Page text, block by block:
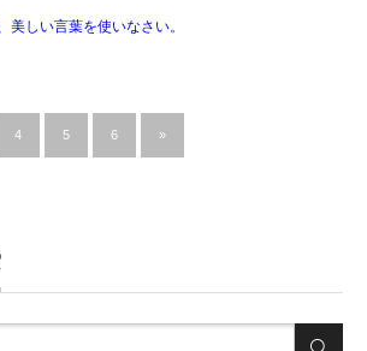
美しい言葉を使いなさい。
4 5 6 »